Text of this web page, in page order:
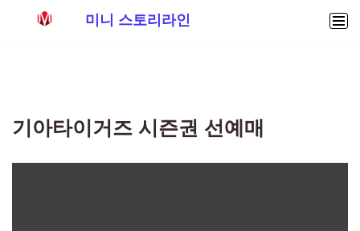
건
뛰
미니 스토리라인
기아타이거즈 시즌권 선예매